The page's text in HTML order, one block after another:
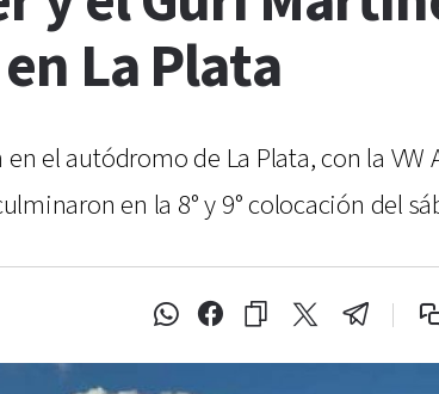
La Plata
el autódromo de La Plata, con la VW
en la 8° y 9° colocación del